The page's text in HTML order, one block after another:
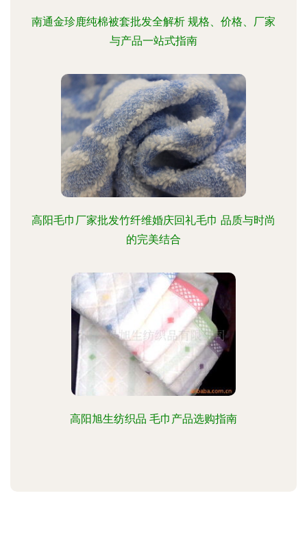
南通金珍鹿纯棉被套批发全解析 规格、价格、厂家
与产品一站式指南
高阳毛巾厂家批发竹纤维婚庆回礼毛巾 品质与时尚
的完美结合
高阳旭生纺织品 毛巾产品选购指南